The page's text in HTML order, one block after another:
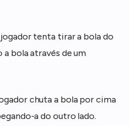
jogador tenta tirar a bola do
bola através de um
chuta a bola por cima
a do outro lado.